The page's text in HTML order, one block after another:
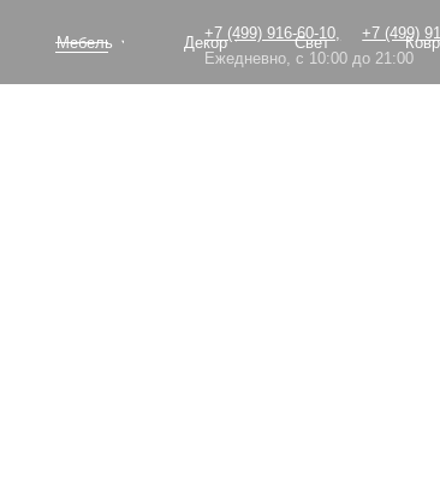
+7 (499) 916-60-66
+7 (499) 916-60-10,
Ежедневно, с 10:00 до 21:00
Свет
Декор
Мебель Ковры